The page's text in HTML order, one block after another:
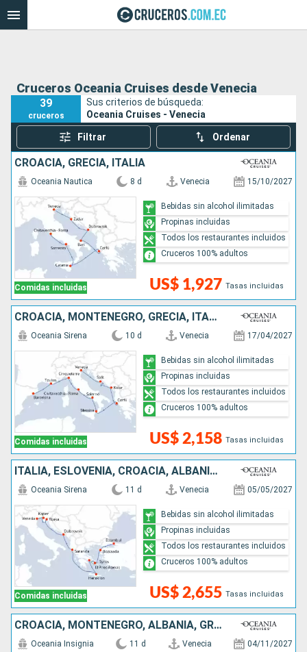
Cruceros Oceania Cruises desde Venecia
39
cruceros
Sus criterios de búsqueda:
Oceania Cruises - Venecia
Filtrar Ordenar
CROACIA, GRECIA, ITALIA
Comidas incluidas
Oceania Nautica 8 d Venecia 15/10/2027
US$ 1,927 Tasas incluidas
Bebidas sin alcohol ilimitadas
Propinas incluidas
Todos los restaurantes incluidos
Cruceros 100% adultos
CROACIA, MONTENEGRO, GRECIA, ITALIA, FRANCIA, ESPAÑA
Comidas incluidas
Oceania Sirena 10 d Venecia 17/04/2027
US$ 2,158 Tasas incluidas
Bebidas sin alcohol ilimitadas
Propinas incluidas
Todos los restaurantes incluidos
Cruceros 100% adultos
ITALIA, ESLOVENIA, CROACIA, ALBANIA, GRECIA, TURQUÍA
Comidas incluidas
Oceania Sirena 11 d Venecia 05/05/2027
US$ 2,655 Tasas incluidas
Bebidas sin alcohol ilimitadas
Propinas incluidas
Todos los restaurantes incluidos
Cruceros 100% adultos
CROACIA, MONTENEGRO, ALBANIA, GRECIA, ITALIA
Oceania Insignia 11 d Venecia 04/11/2027